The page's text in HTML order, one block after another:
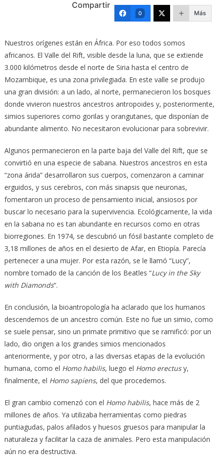
Compartir
0 Más
Nuestros orígenes están en África. Por eso todos somos
africanos. El Valle del Rift, visible desde la luna, que se extiende
3.000 kilómetros desde el norte de Siria hasta el centro de
Mozambique, es una zona privilegiada. En este valle se produjo
una gran división: a un lado, al norte, permanecieron los bosques
donde vivieron nuestros ancestros antropoides y, posteriormente,
simios superiores como gorilas y orangutanes, que disponían de
abundante alimento. No necesitaron evolucionar para sobrevivir.
Algunos permanecieron en la parte baja del Valle del Rift, que se
convirtió en una especie de sabana. Nuestros ancestros en esta
“zona árida” desarrollaron sus cuerpos, comenzaron a caminar
erguidos, y sus cerebros, con más sinapsis que neuronas,
fomentaron un proceso de pensamiento inicial, ansiosos por
buscar lo necesario para la supervivencia. Ecológicamente, la vida
en la sabana no es tan abundante en recursos como en otras
biorregiones. En 1974, se descubrió un fósil bastante completo de
3,18 millones de años en el desierto de Afar, en Etiopía. Parecía
pertenecer a una mujer. Por esta razón, se le llamó “Lucy”,
nombre tomado de la canción de los Beatles “Lucy in the Sky
with Diamonds“.
En conclusión, la bioantropología ha aclarado que los humanos
descendemos de un ancestro común. Este no fue un simio, como
se suele pensar, sino un primate primitivo que se ramificó: por un
lado, dio origen a los grandes simios mencionados
anteriormente, y por otro, a las diversas etapas de la evolución
humana, como el Homo habilis, luego el Homo erectusy,
finalmente, el Homo sapiens, del que procedemos.
El gran cambio comenzó con el Homo habilis, hace más de 2
millones de años. Ya utilizaba herramientas como piedras
puntiagudas, palos afilados y huesos gruesos para manipular la
naturaleza y facilitar la caza de animales. Pero esta manipulación
aún no era destructiva.